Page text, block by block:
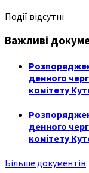
Події відсутні
Важливі
денного
комітету
денного
комітету
Більше документів